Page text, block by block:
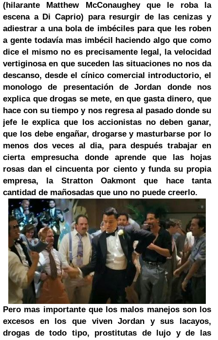
(hilarante
Matthew McConaugheyque le roba la
escena a Di Caprio) para resurgir de las cenizas y
adiestrar a una bola de imbéciles para que les roben
a gente todavía mas imbécil haciendo algo que como
dice el mismo no es precisamente legal, la velocidad
vertiginosa en que suceden las situaciones no nos da
descanso, desde el cínico comercial introductorio, el
monologo de presentación de Jordan donde nos
explica que drogas se mete, en que gasta dinero, que
hace con su tiempo y nos regresa al pasado donde su
jefe le explica que los accionistas no deben ganar,
que los debe engañar, drogarse y masturbarse por lo
menos dos veces al dia, para después trabajar en
cierta empresucha donde aprende que las hojas
rosas dan el cincuenta por ciento y funda su propia
empresa, la Stratton Oakmont que hace tanta
cantidad de mañosadas que uno no puede creerlo.
Pero mas importante que los malos manejos son los
excesos en los que viven Jordan y sus lacayos,
drogas de todo tipo, prostitutas de lujo y de las